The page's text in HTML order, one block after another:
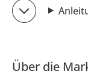
Über die